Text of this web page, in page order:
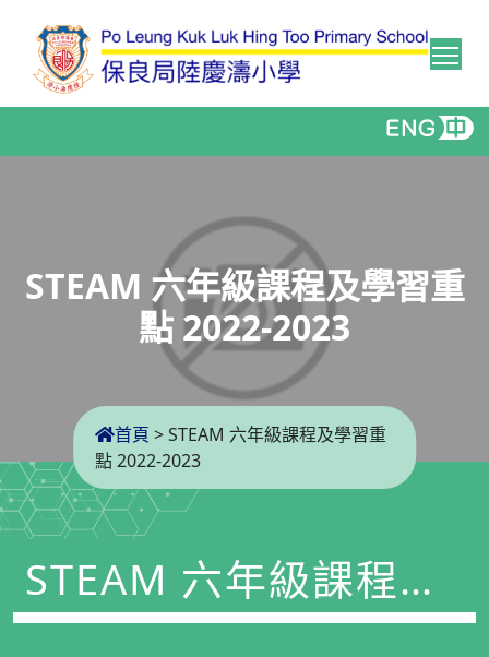
STEAM 六年級課程及學習重
點 2022-2023
首頁 >STEAM 六年級課程及學習重
點 2022-2023
STEAM 六年級課程及
學習重點 2022-2023